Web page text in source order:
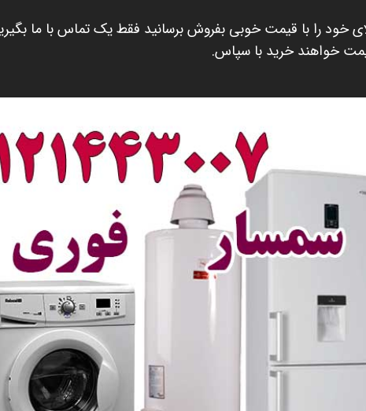
خود را با قیمت خوبی بفروش برسانید فقط یک تماس با ما
خواهند خرید با سپاس.